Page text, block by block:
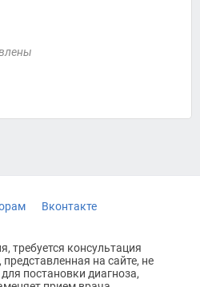
Вконтакте
требуется консультация
на сайте, не
постановки диагноза,